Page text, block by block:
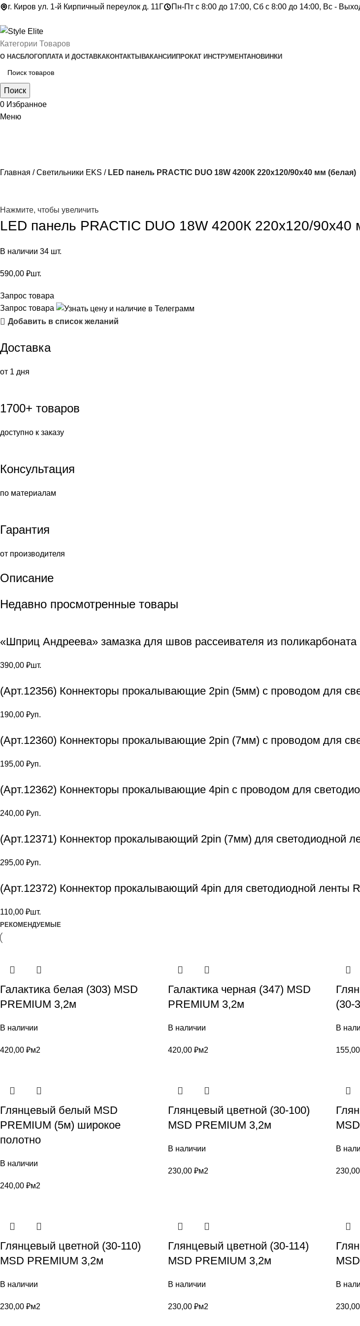
г. Киров ул. 1-й Кирпичный переулок д. 11Г Пн-Пт с 8:00 до 17:00, Сб с 8:00 до 14:00, Вс -
Категории Товаров
О НАСБЛОГОПЛАТА И ДОСТАВКАКОНТАКТЫ ВАКАНСИИ ПРОКАТ ИНСТРУМЕНТАНОВИНКИ
Поиск
0 Избранное
Меню
Главная Светильники EKS LED панель PRACTIC DUO 18W 4200К 220х120/90х40 мм (белая)
Нажмите, чтобы увеличить
LED панель PRACTIC DUO 18W 4200К 220х120/90х40
В наличии 34 шт.
590,00 ₽шт.
Запрос товара
Запрос товара
Добавить в список желаний
Доставка
от 1 дня
1700+ товаров
доступно к заказу
Консультация
по материалам
Гарантия
от производителя
Описание
Недавно просмотренные товары
«Шприц Андреева» замазка для швов рассеивателя из поликарбоната
390,00 ₽шт.
(Арт.12356) Коннекторы прокалывающие 2pin (5мм) с проводом для
190,00 ₽уп.
(Арт.12360) Коннекторы прокалывающие 2pin (7мм) с проводом для
195,00 ₽уп.
(Арт.12362) Коннекторы прокалывающие 4pin с проводом для
240,00 ₽уп.
(Арт.12371) Коннектор прокалывающий 2pin (7мм) для светодиодной
295,00 ₽уп.
(Арт.12372) Коннектор прокалывающий 4pin для светодиодной ленты
110,00 ₽шт.
РЕКОМЕНДУЕМЫЕ
Галактика белая (303) MSD
PREMIUM 3,2м
В наличии
420,00 ₽м2
Галактика черная (347) MSD
PREMIUM 3,2м
В наличии
420,00 ₽м2
(30-
В
155,00
Глянцевый белый MSD
PREMIUM (5м) широкое
полотно
В наличии
240,00 ₽м2
Глянцевый цветной (30-100)
MSD PREMIUM 3,2м
В наличии
230,00 ₽м2
В
230,00
Глянцевый цветной (30-110)
MSD PREMIUM 3,2м
В наличии
230,00 ₽м2
Глянцевый цветной (30-114)
MSD PREMIUM 3,2м
В наличии
230,00 ₽м2
В
230,00